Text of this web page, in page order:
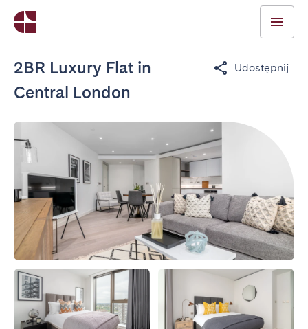
2BR Luxury Flat in
Central London
Udostępnij